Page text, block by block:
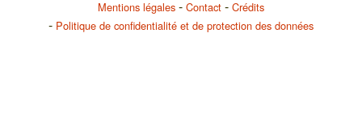
Mentions légales Contact
Crédits
Politique de confidentialité et de protection des données